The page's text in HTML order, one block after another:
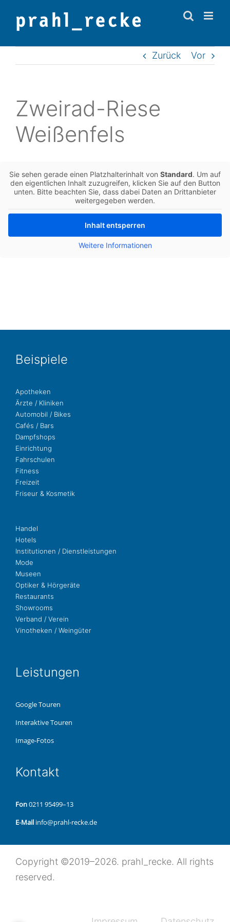
Inhalt
Zurück
Vor
Zwei­rad-Riese
Weißenfels
Sie sehen gerade einen Platz­hal­ter­in­halt von Stan­dard. Um auf
den eigent­li­chen Inhalt zuzu­grei­fen, kli­cken Sie auf den Button
unten. Bitte beach­ten Sie, dass dabei Daten an Dritt­an­bie­ter
wei­ter­ge­ge­ben werden.
Inhalt ent­sper­ren
Wei­te­re Infor­ma­tio­nen
Bei­spie­le
Apo­the­ken
Ärzte / Kliniken
Auto­mo­bil / Bikes
Cafés / Bars
Dampf­shops
Ein­rich­tung
Fahr­schu­len
Fit­ness
Freizeit
Fri­seur & Kosmetik
Handel
Hotels
Insti­tu­tio­nen / Dienstleistungen
Mode
Museen
Opti­ker & Hörgeräte
Restau­rants
Show­rooms
Ver­band / Verein
Vino­the­ken / Weingüter
Leis­tun­gen
Google Touren
Inter­ak­ti­ve Touren
Image-Fotos
Kon­takt
Fon0211 95499–13
E‑Mail info@prahl-recke.de
Copy­right ©2019–2026. prahl_recke. All rights
reserved.